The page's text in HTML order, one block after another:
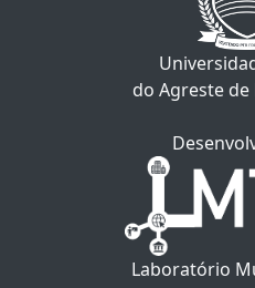
do Agreste
Laboratório